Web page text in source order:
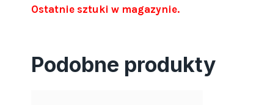
Ostatnie sztuki w magazynie.
Podobne produkty